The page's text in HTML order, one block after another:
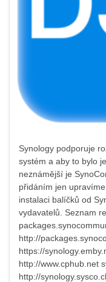
Synology podporuje
systém a aby to bylo
neznámější je
přidáním jen
instalaci balíčků od
vydavatelů. Seznam
http://
https://
http://www.cphub.net
http://